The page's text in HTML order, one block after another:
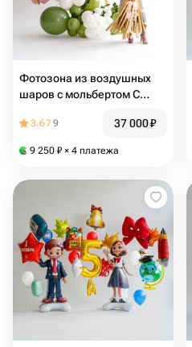
Фотозона из воздушных
шаров с мольбертом С
букетом цветов
3.679 37 000₽
9 250 ₽ × 4 платежа